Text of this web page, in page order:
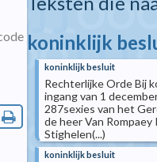
koninklijk
koninklijk besluit
Rechterlijke Orde Bij
ingang van 1
287sexies van het
de heer Van Rompaey
Stighelen(...)
koninklijk besluit